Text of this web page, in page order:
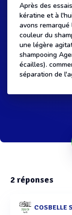
Après des
kératine et à
avons
couleur du
une légère
shampooing
écailles).
séparation de
2 réponses
COSBELLE